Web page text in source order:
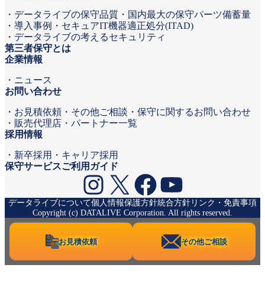
Instagram
X Facebook
YouTube
データライブの保守品質
国内最大の保守パーツ備蓄量
導入事例
セキュアIT機器適正処分(ITAD)
データライブの考えるセキュリティ
第三者保守とは
企業情報
ニュース
お問い合わせ
お見積依頼
その他ご相談・保守に関するお問い合わせ
販売代理店・パートナー一覧
採用情報
新卒採用
キャリア採用
保守サービスご利用ガイド
データライブについて個人情報保護方針統合方針 リンク・免責事項
Copyright (c) DATALIVE Corporation. All rights reserved.
お見積依頼 その他ご相談